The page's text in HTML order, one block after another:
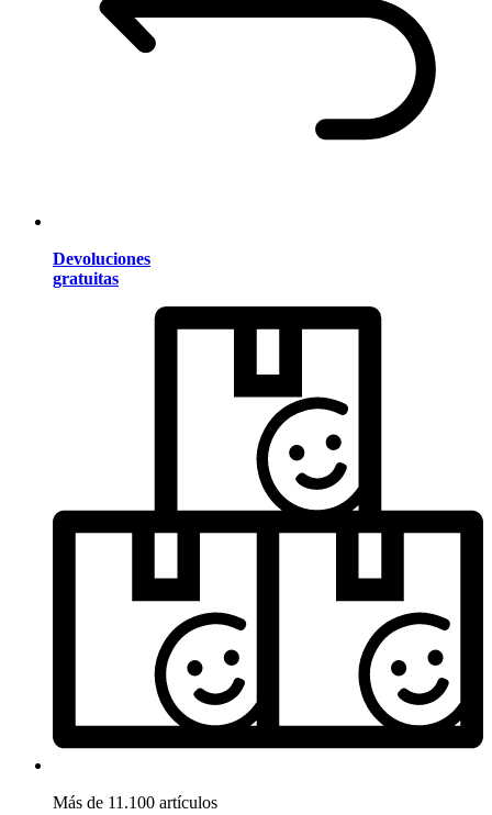
Devoluciones
gratuitas
Más de 11.100 artículos